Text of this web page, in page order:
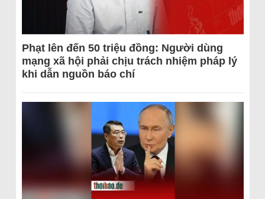
Phạt lên đến 50 triệu đồng: Người dùng
mạng xã hội phải chịu trách nhiệm pháp lý
khi dẫn nguồn báo chí